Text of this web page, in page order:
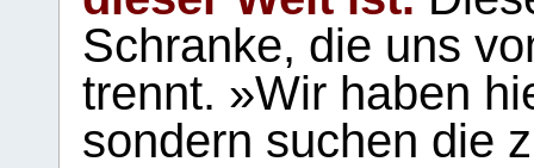
Schranke, die uns
trennt. »Wir haben
sondern suchen die